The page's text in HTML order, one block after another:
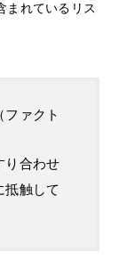
まれているリス
ァクト
り合わせ
抵触して